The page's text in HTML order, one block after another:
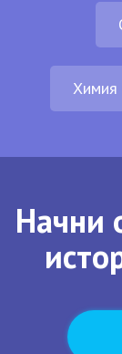
Начни